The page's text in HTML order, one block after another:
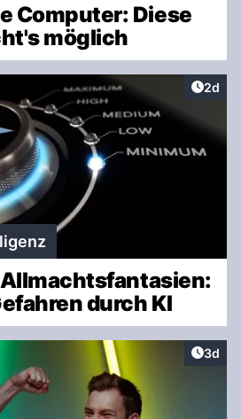
Computer: Diese
möglich
2d
durch KI
3d